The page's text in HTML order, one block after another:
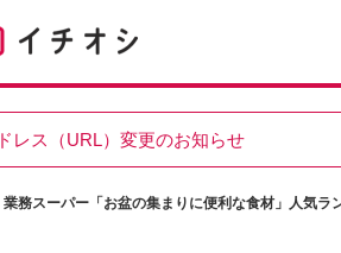
レス（URL）変更のお知らせ
業務スーパー「お盆の集まりに便利な食材」人気ラ